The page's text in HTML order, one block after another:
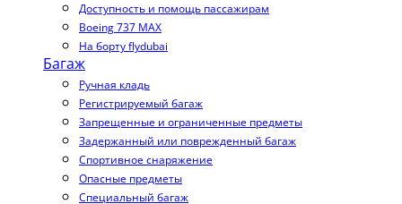
Доступность и помощь пассажирам
Boeing 737 MAX
На борту flydubai
Багаж
Ручная кладь
Регистрируемый багаж
Запрещенные и ограниченные предметы
Задержанный или поврежденный багаж
Спортивное снаряжение
Опасные предметы
Специальный багаж